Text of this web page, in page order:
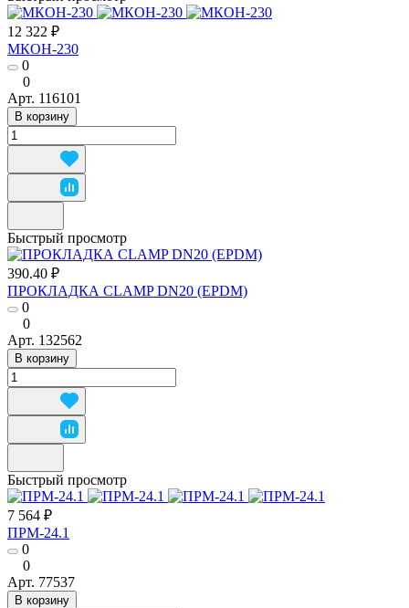
12 322 ₽
МКОН-230
0
0
Арт. 116101
В корзину
Быстрый просмотр
390.40 ₽
ПРОКЛАДКА CLAMP DN20 (EPDM)
0
0
Арт. 132562
В корзину
Быстрый просмотр
7 564 ₽
ПРМ-24.1
0
0
Арт. 77537
В корзину